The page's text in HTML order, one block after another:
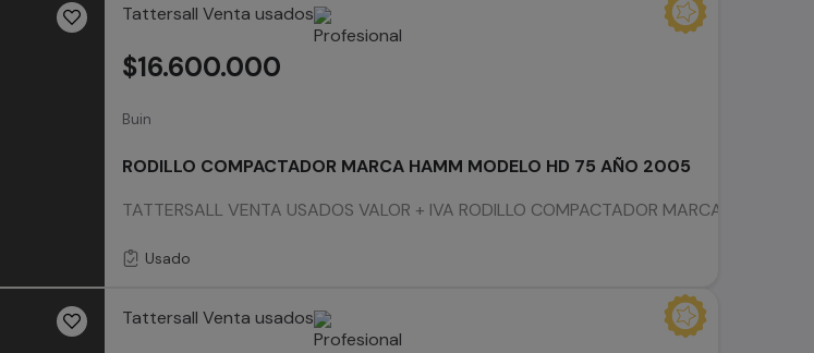
Tattersall Venta usados
Buin
RODILLO COMPACTADOR MARCA HAMM MODELO HD 75 AÑO 2005
TATTERSALL VENTA USADOS VALOR + IVA RODILLO COMPACTADOR MARCA
$16.600.000
Usado
Tattersall Venta usados